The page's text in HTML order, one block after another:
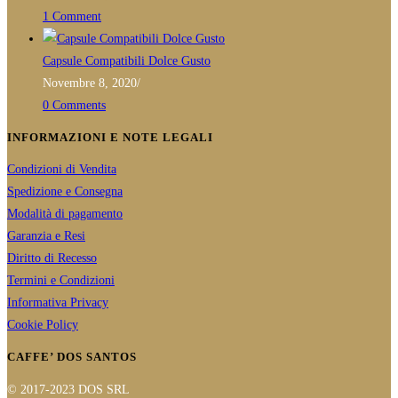
1 Comment
Capsule Compatibili Dolce Gusto
Novembre 8, 2020/
0 Comments
INFORMAZIONI E NOTE LEGALI
Condizioni di Vendita
Spedizione e Consegna
Modalità di pagamento
Garanzia e Resi
Diritto di Recesso
Termini e Condizioni
Informativa Privacy
Cookie Policy
CAFFE’ DOS SANTOS
© 2017-2023 DOS SRL